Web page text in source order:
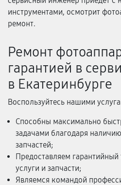
инструментами, осмотрит
ремонт.
Ремонт
гарантией в
в Екатеринбурге
Воспользуйтесь нашими
Способны максимально
задачами благодаря
запчастей;
Предоставляем гарантийный
услуги и запчасти;
Являемся командой